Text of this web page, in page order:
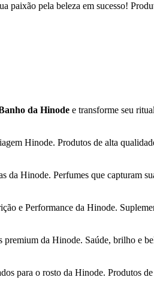
paixão pela beleza em sucesso!
da Hinode e transforme seu
Hinode. Produtos de alta
da Hinode. Perfumes que capturam
e Performance da Hinode.
premium da Hinode. Saúde, brilho e
para o rosto da Hinode. Produtos